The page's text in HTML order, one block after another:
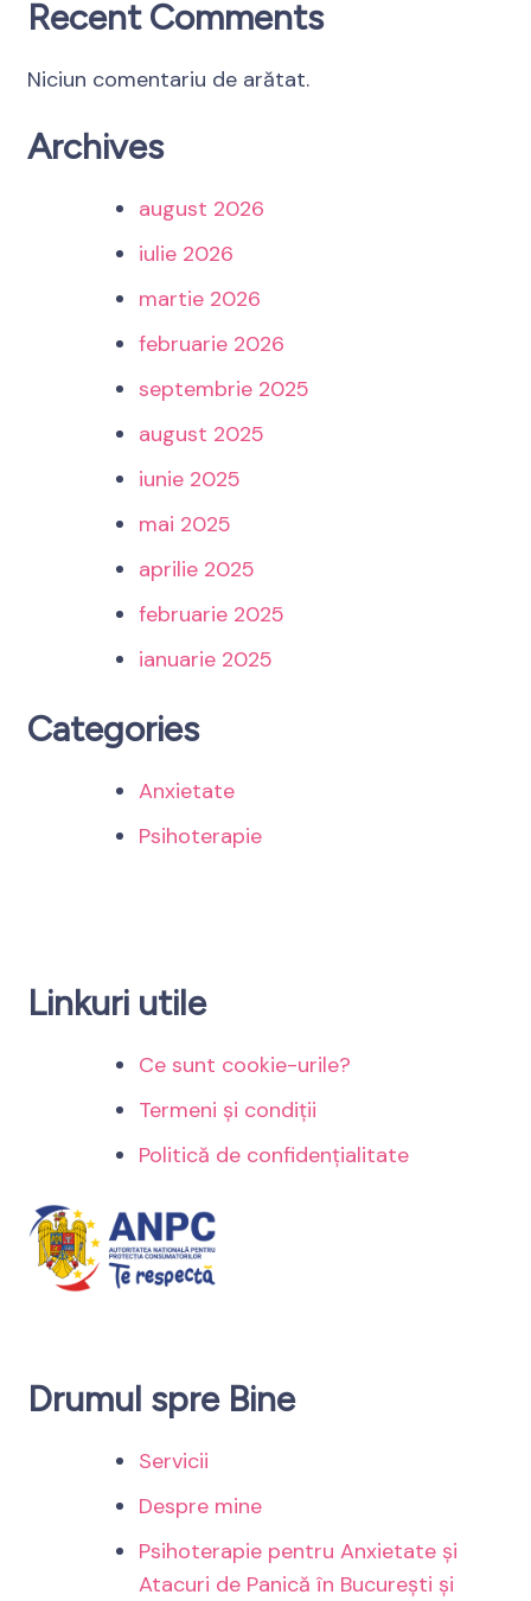
Recent Comments
Niciun comentariu de arătat.
Archives
august 2026
iulie 2026
martie 2026
februarie 2026
septembrie 2025
august 2025
iunie 2025
mai 2025
aprilie 2025
februarie 2025
ianuarie 2025
Categories
Anxietate
Psihoterapie
Linkuri utile
Ce sunt cookie-urile?
Termeni și condiții
Politică de confidențialitate
Drumul spre Bine
Servicii
Despre mine
Psihoterapie pentru Anxietate și
Atacuri de Panică în București și